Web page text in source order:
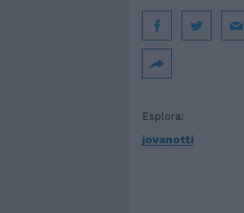
Esplora:
jovanotti